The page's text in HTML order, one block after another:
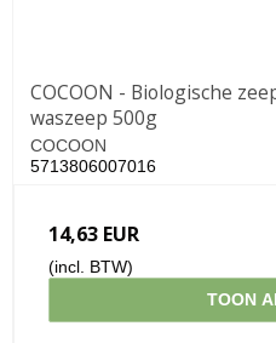
COCOON - Biologische
waszeep 500g
COCOON
5713806007016
14,63 EUR
(incl. BTW)
TOON